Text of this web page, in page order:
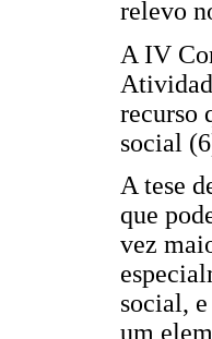
relevo
A IV
recurso
social
A tese
que
vez
social,
um